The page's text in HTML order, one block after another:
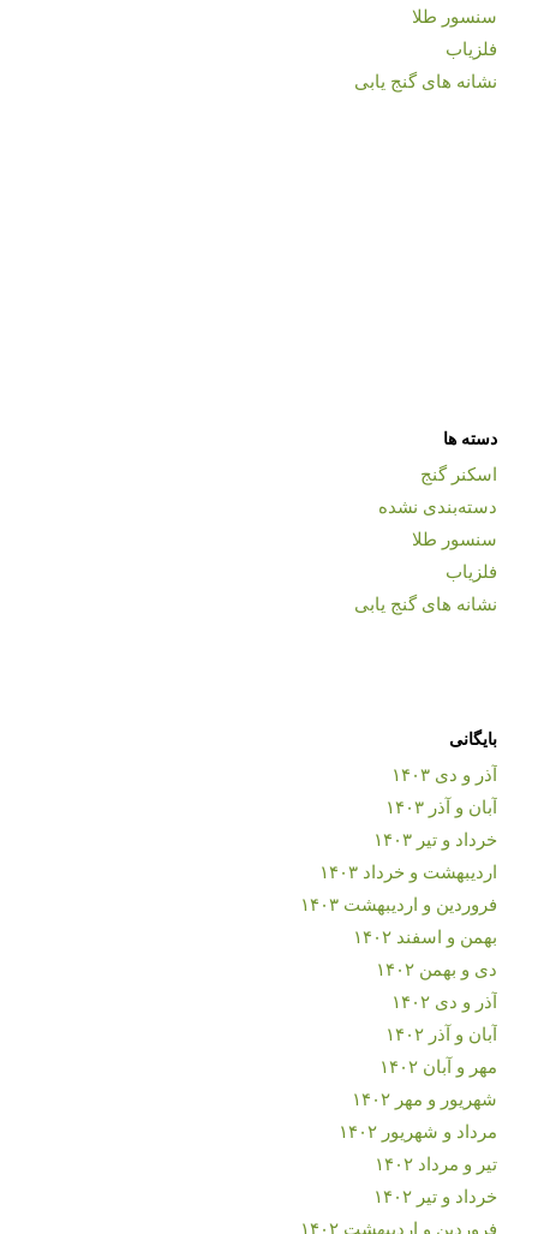
سنسور طلا
فلزیاب
نشانه های گنج یابی
دسته ها
اسکنر گنج
دسته‌بندی نشده
سنسور طلا
فلزیاب
نشانه های گنج یابی
بایگانی
آذر و دی ۱۴۰۳
آبان و آذر ۱۴۰۳
خرداد و تیر ۱۴۰۳
اردیبهشت و خرداد ۱۴۰۳
فروردین و اردیبهشت ۱۴۰۳
بهمن و اسفند ۱۴۰۲
دی و بهمن ۱۴۰۲
آذر و دی ۱۴۰۲
آبان و آذر ۱۴۰۲
مهر و آبان ۱۴۰۲
شهریور و مهر ۱۴۰۲
مرداد و شهریور ۱۴۰۲
تیر و مرداد ۱۴۰۲
خرداد و تیر ۱۴۰۲
فروردین و اردیبهشت ۱۴۰۲